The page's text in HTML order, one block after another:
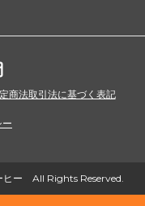
商法取引法に基づく表記
ー All Rights Reserved.